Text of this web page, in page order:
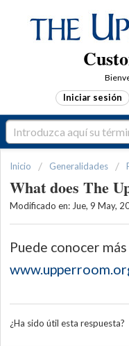
Iniciar sesión
Inicio Generalidades
What does The
Modificado en: Jue, 9 May,
Puede conocer más
¿Ha sido útil esta respuesta?